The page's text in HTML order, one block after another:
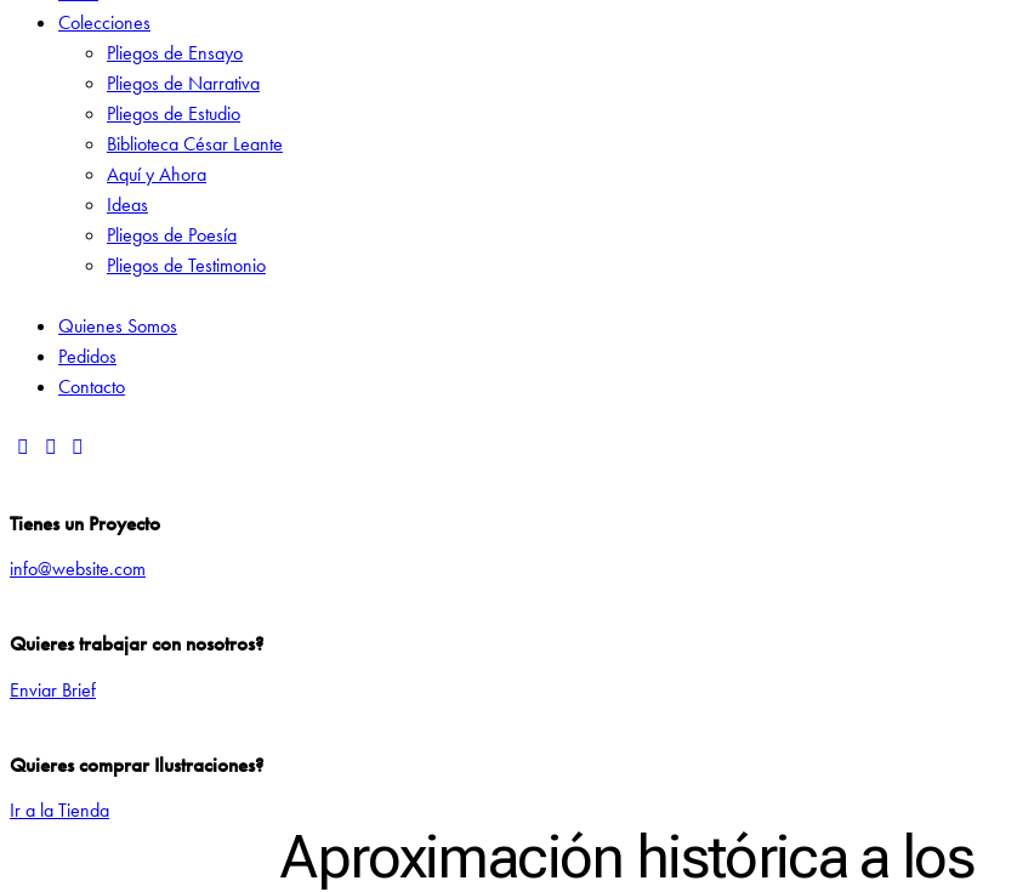
Colecciones
Pliegos de Ensayo
Pliegos de Narrativa
Pliegos de Estudio
Biblioteca César Leante
Aquí y Ahora
Ideas
Pliegos de Poesía
Pliegos de Testimonio
Quienes Somos
Pedidos
Contacto
Tienes un Proyecto
info@website.com
Quieres trabajar con nosotros?
Enviar Brief
Quieres comprar Ilustraciones?
Ir a la Tienda
Aproximación histórica a los